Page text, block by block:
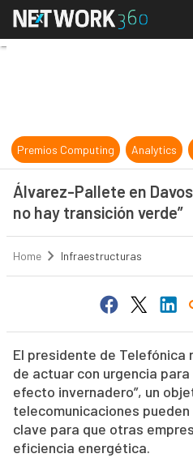
Premios Computing Analytics
Álvarez-Pallete en
no hay transición verde”
Home Infraestructuras
El presidente de Telefónica
de actuar con urgencia
efecto invernadero”, un
telecomunicaciones
clave para que otras
eficiencia energética.